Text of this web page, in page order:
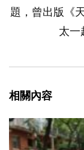
題，曾出版《
太一
相關內容